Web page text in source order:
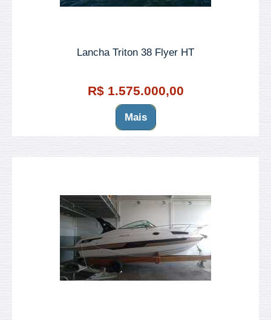
Lancha Triton 38 Flyer HT
R$ 1.575.000,00
Mais